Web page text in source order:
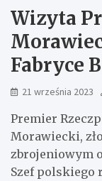
Wizyta
Fabryce
21 września 2023
Premier
Morawiecki,
zbrojeniowym
Szef polskiego